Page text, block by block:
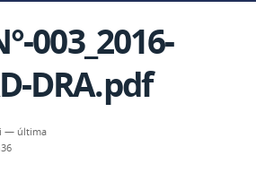
003_2016-
DRA.pdf
— última